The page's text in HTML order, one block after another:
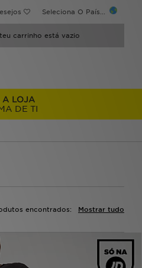
Seleciona O País...
carrinho está vazio
A LOJA
DE TI
Mostrar tudo
encontrados: